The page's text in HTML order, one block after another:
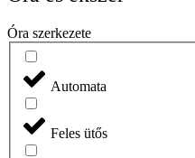
Óra szerkezete
Automata
Feles ütős